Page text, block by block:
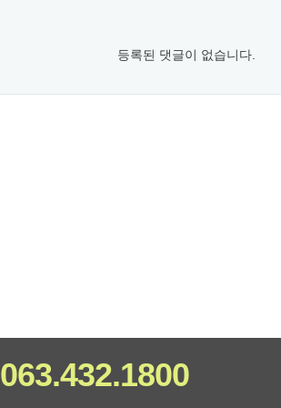
등록된 댓글이 없습니다.
063.432.1800